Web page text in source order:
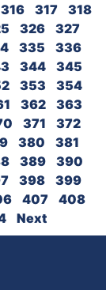
316 317
318
326
327
335
336
344
345
353
354
362
363
371
372
380
381
389
390
398
399
407
408
Next